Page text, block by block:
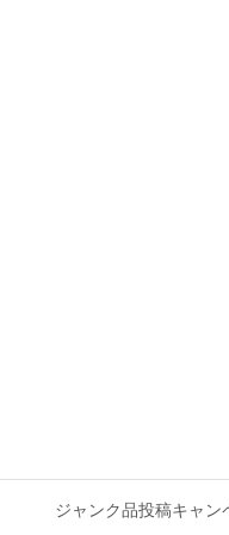
ジャンク品投稿キャン